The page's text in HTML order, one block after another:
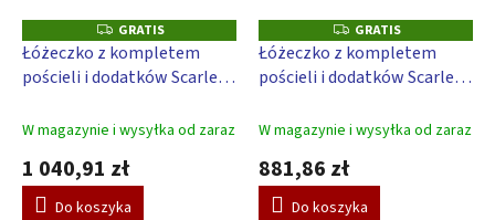
G
R
A
T
GRATIS
Łóżeczko z kompletem
pościeli i dodatków Scarlett
różowy
W magazynie i wysyłka od zaraz
1 040,91 zł
Do koszyka
G
R
A
T
GRATIS
Łóżeczko z kompletem
pościeli i dodatków Scarlett
różowy
W magazynie i wysyłka od zaraz
881,86 zł
Do koszyka